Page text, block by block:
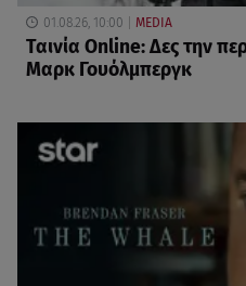
01.08.26, 10:00 MEDIA
Ταινία Online: Δες την
Μαρκ Γουόλμπεργκ